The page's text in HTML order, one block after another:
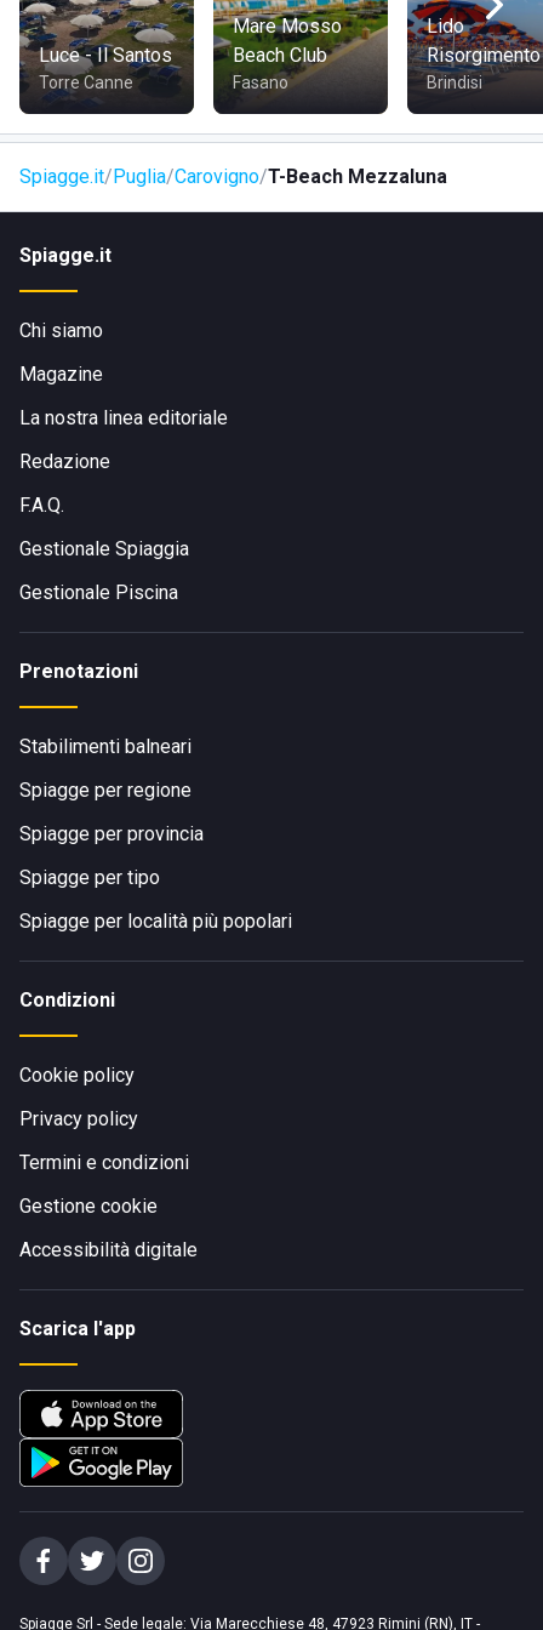
Luce - Il Santos
Torre Canne
Mare Mosso
Beach Club
Fasano
Lido
Risorgimento
Brindisi
Spiagge.it Puglia Carovigno T-Beach Mezzaluna
Spiagge.it
Chi siamo
Magazine
La nostra linea editoriale
Redazione
F.A.Q.
Gestionale Spiaggia
Gestionale Piscina
Prenotazioni
Stabilimenti balneari
Spiagge per regione
Spiagge per provincia
Spiagge per tipo
Spiagge per località più popolari
Condizioni
Cookie policy
Privacy policy
Termini e condizioni
Gestione cookie
Accessibilità digitale
Scarica l'app
Spiagge Srl - Sede legale: Via Marecchiese 48, 47923 Rimini (RN), IT -